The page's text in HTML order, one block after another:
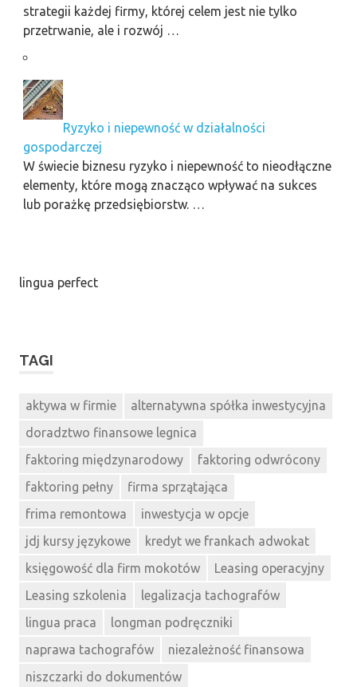
strategii każdej firmy, której celem jest nie tylko
przetrwanie, ale i rozwój …
Ryzyko i niepewność w działalności
gospodarczej
W świecie biznesu ryzyko i niepewność to nieodłączne
elementy, które mogą znacząco wpływać na sukces
lub porażkę przedsiębiorstw. …
lingua perfect
TAGI
aktywa w firmie
alternatywna spółka inwestycyjna
doradztwo finansowe legnica
faktoring międzynarodowy
faktoring odwrócony
faktoring pełny
firma sprzątająca
frima remontowa
inwestycja w opcje
jdj kursy językowe
kredyt we frankach adwokat
księgowość dla firm mokotów
Leasing operacyjny
Leasing szkolenia
legalizacja tachografów
lingua praca
longman podręczniki
naprawa tachografów
niezależność finansowa
niszczarki do dokumentów